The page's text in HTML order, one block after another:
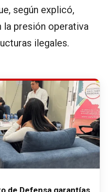
según explicó,
la presión operativa
ilegales.